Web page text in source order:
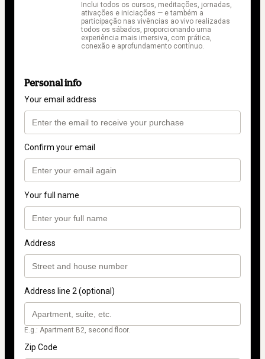
Inclui todos os cursos, meditações, jornadas,
ativações e iniciações — e também a
participação nas vivências ao vivo realizadas
todos os sábados, proporcionando uma
experiência mais imersiva, com prática,
conexão e aprofundamento contínuo.
Personal info
Your email address
Confirm your email
Your full name
Address
Address line 2 (optional)
E.g.: Apartment B2, second floor.
Zip Code